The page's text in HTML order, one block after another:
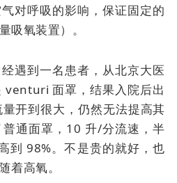
对呼吸的影响，保证固定的
吸氧装置）。
遇到一名患者，从北京大医
venturi 面罩 ，结果入院后出
开到很大，仍然无法提高其
通面罩，10 升/分流速，半
到 98%。不是贵的就好，也
着高氧。